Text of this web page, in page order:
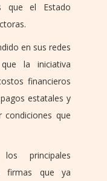
que el Estado
en sus redes
la iniciativa
financieros
estatales y
que
principales
firmas que ya